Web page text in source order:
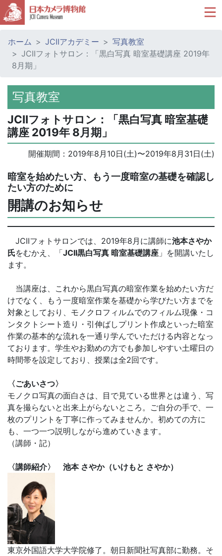
ホーム JCIIアカデミー
写真教室
JCIIフォトサロン：「黒白写真 暗室基礎講座 2019年
8月期」
写真教室
JCIIフォトサロン：「黒白写真 暗室基礎
講座 2019年 8月期」
開催期間： 2019年8月10日(土)〜2019年8月31日(土)
暗室を始めたい方、もう一度暗室の基礎を確認し
たい方のために
開講のお知らせ
JCIIフォトサロンでは、2019年8月に講師に池本さやか
氏をむかえ、「JCII黒白写真 暗室基礎講座 」を開講いたし
ます。
当講座は、これから黒白写真の暗室作業を始めたい方だ
けでなく、もう一度暗室作業を基礎から学びたい方までを
対象としており、モノクロフィルムでのフィルム現像・コ
ンタクトシート造り・引伸ばしプリント作成といった暗室
作業の基本的な流れを一通り学んでいただける内容となっ
ております。学生やお勤めの方でも参加しやすい土曜日の
時間帯を設定しており、授業は全2回です。
〈ごあいさつ〉
モノクロ写真の面白さは、目で見ている世界とは違う、写
真を撮らないと出来上がらないところ。ご自分の手で、一
枚のプリントを丁寧に作ってみませんか。初めての方に
も、一つ一つ説明しながら進めていきます。
（講師・記）
〈講師紹介〉 池本 さやか（いけもと さやか）
東京外国語大学大学院修了。朝日新聞社写真部に勤務。そ